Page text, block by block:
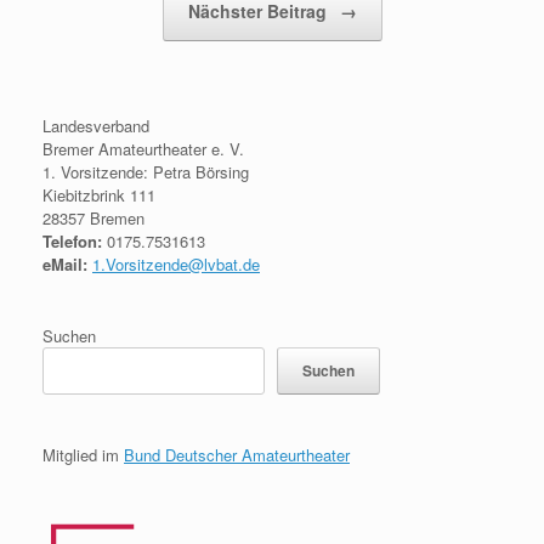
Nächster Beitrag →
Landesverband
Bremer Amateurtheater e. V.
1. Vorsitzende: Petra Börsing
Kiebitzbrink 111
28357 Bremen
Telefon: 0175.7531613
eMail: 1.Vorsitzende@lvbat.de
Suchen
Suchen
Mitglied im Bund Deutscher Amateurtheater